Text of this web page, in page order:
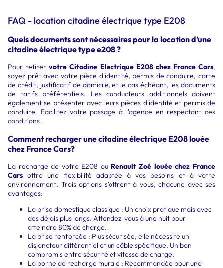
FAQ - location citadine électrique type E208
Quels documents sont nécessaires pour la location d’une
citadine électrique type e208 ?
Pour retirervotre Citadine Electrique E208 chez France Cars,
soyez prêt avec votre pièce d'identité, permis de conduire, carte
de crédit, justificatif de domicile, et le cas échéant, les documents
de tarifs préférentiels. Les conducteurs additionnels doivent
également se présenter avec leurs pièces d'identité et permis de
conduire. Facilitez votre passage à l'agence en respectant ces
conditions.
Comment recharger une citadine électrique E208 louée
chez France Cars?
La recharge de votre E208 ou Renault Zoé louée chez France
Cars offre une flexibilité adaptée à vos besoins et à votre
environnement. Trois options s'offrent à vous, chacune avec ses
avantages:
La prise domestique classique : Un choix pratique mais avec
des délais plus longs. Attendez-vous à une nuit pour
atteindre 80% de charge.
La prise renforcée : Plus sécurisée, elle nécessite un
disjoncteur différentiel et un câble spécifique. Un bon
compromis entre sécurité et vitesse de charge.
La borne de recharge murale : Recommandée pour une